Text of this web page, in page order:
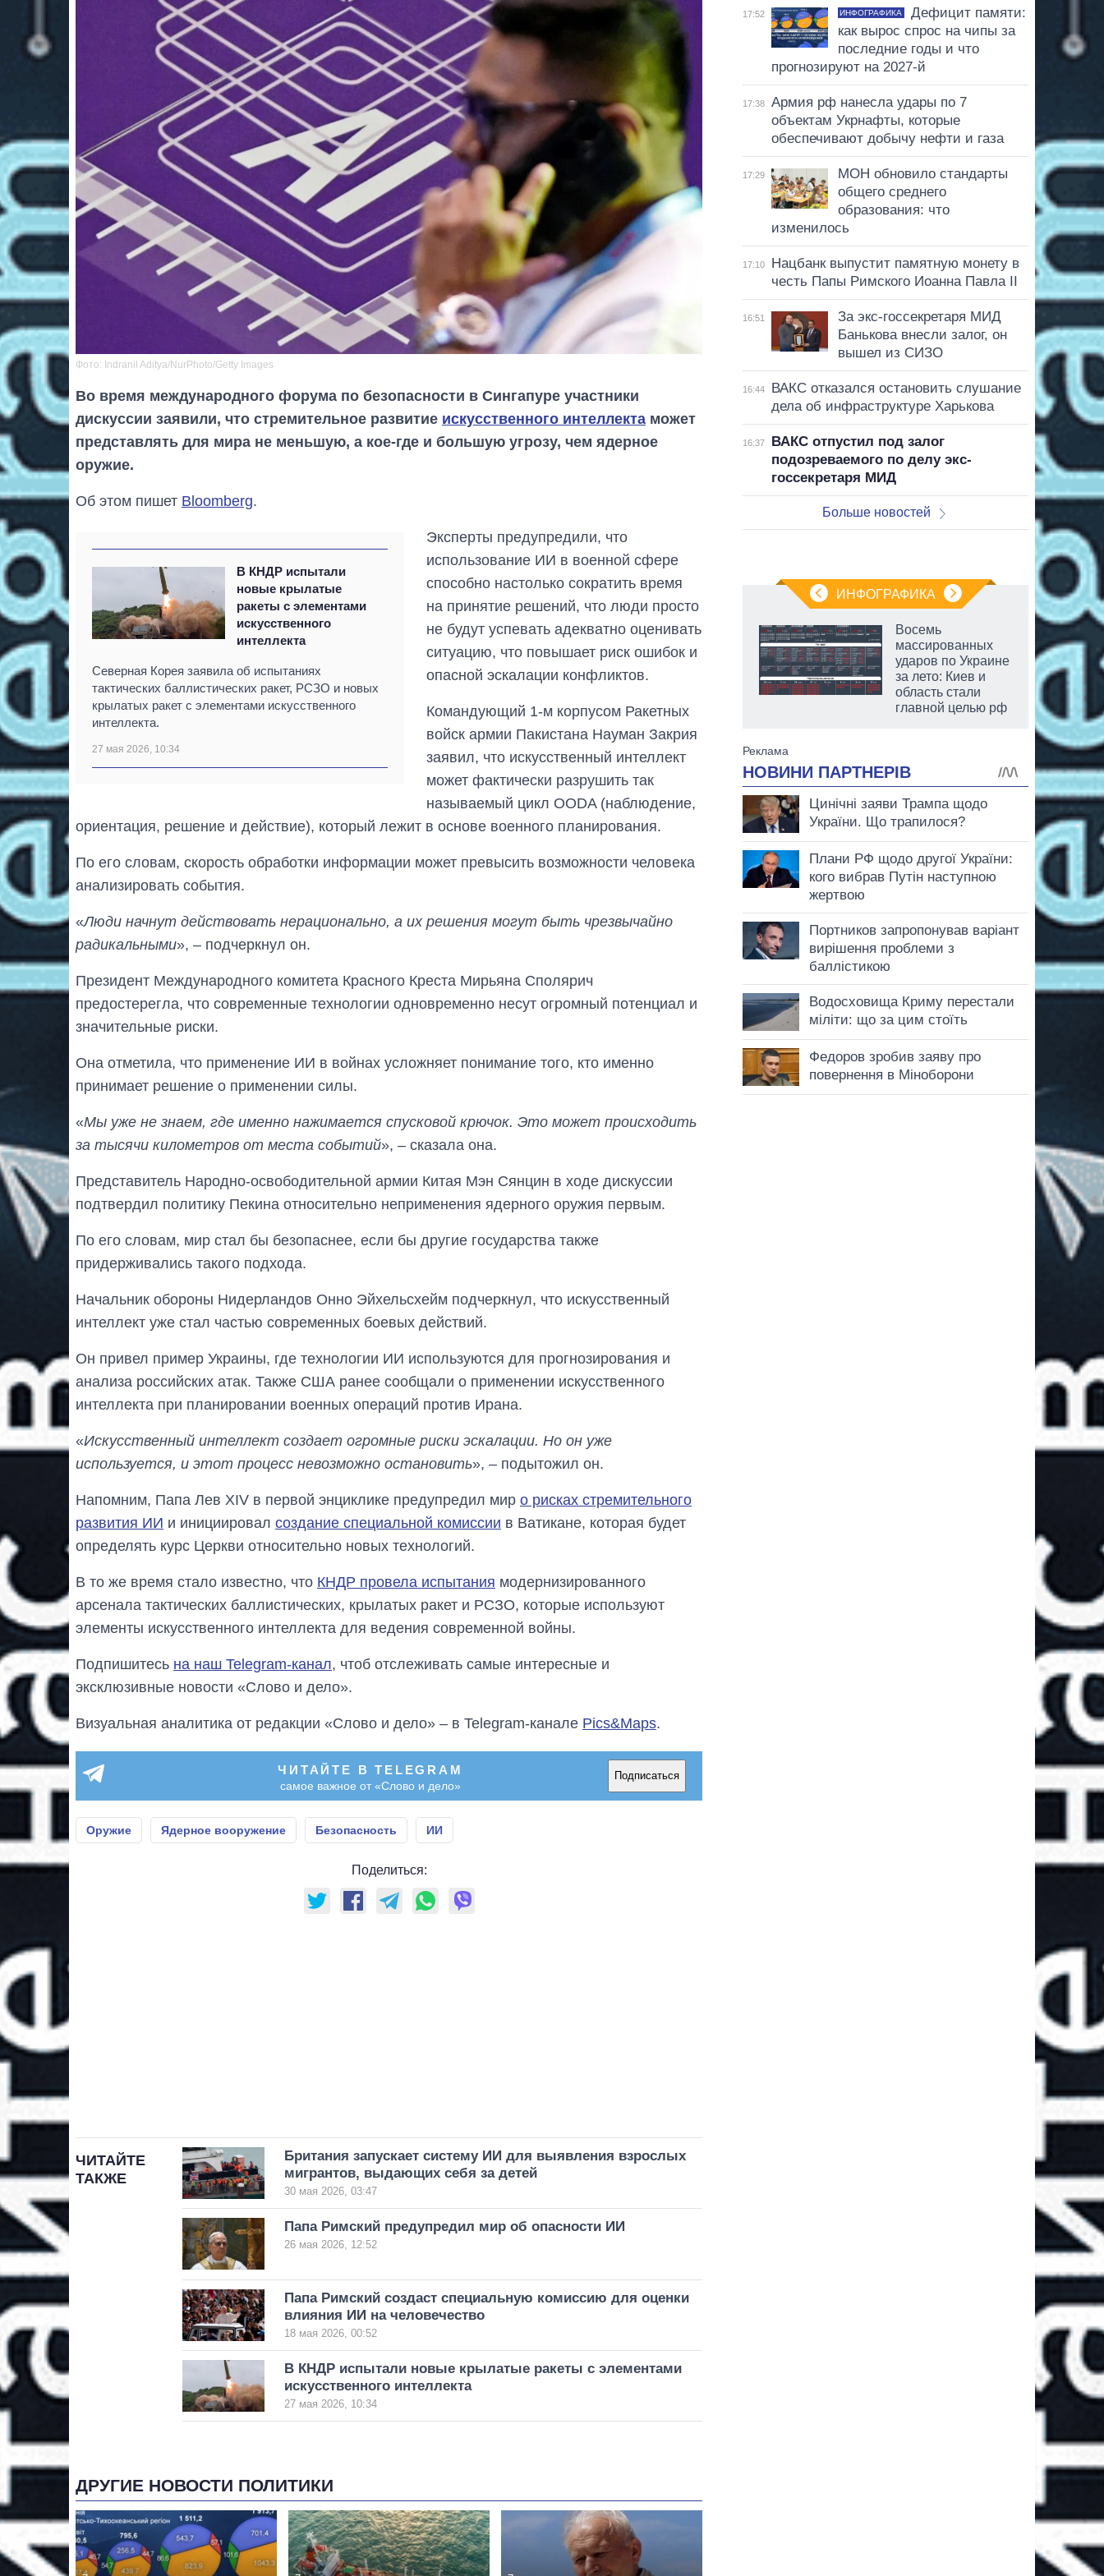
Фото: Indranil Aditya/NurPhoto/Getty Images
Во время международного форума по безопасности в Сингапуре участники
дискуссии заявили, что стремительное развитие искусственного интеллекта может
представлять для мира не меньшую, а кое-где и большую угрозу, чем ядерное
оружие.
Об этом пишет Bloomberg.
В КНДР испытали
новые крылатые
ракеты с элементами
искусственного
интеллекта
Северная Корея заявила об испытаниях
тактических баллистических ракет, РСЗО и новых
крылатых ракет с элементами искусственного
интеллекта.
27 мая 2026, 10:34
Эксперты предупредили, что
использование ИИ в военной сфере
способно настолько сократить время
на принятие решений, что люди просто
не будут успевать адекватно оценивать
ситуацию, что повышает риск ошибок и
опасной эскалации конфликтов.
Командующий 1-м корпусом Ракетных
войск армии Пакистана Науман Закрия
заявил, что искусственный интеллект
может фактически разрушить так
называемый цикл OODA (наблюдение,
ориентация, решение и действие), который лежит в основе военного планирования.
По его словам, скорость обработки информации может превысить возможности человека
анализировать события.
«Люди начнут действовать нерационально, а их решения могут быть чрезвычайно
радикальными», – подчеркнул он.
Президент Международного комитета Красного Креста Мирьяна Сполярич
предостерегла, что современные технологии одновременно несут огромный потенциал и
значительные риски.
Она отметила, что применение ИИ в войнах усложняет понимание того, кто именно
принимает решение о применении силы.
«Мы уже не знаем, где именно нажимается спусковой крючок. Это может происходить
за тысячи километров от места событий», – сказала она.
Представитель Народно-освободительной армии Китая Мэн Сянцин в ходе дискуссии
подтвердил политику Пекина относительно неприменения ядерного оружия первым.
По его словам, мир стал бы безопаснее, если бы другие государства также
придерживались такого подхода.
Начальник обороны Нидерландов Онно Эйхельсхейм подчеркнул, что искусственный
интеллект уже стал частью современных боевых действий.
Он привел пример Украины, где технологии ИИ используются для прогнозирования и
анализа российских атак. Также США ранее сообщали о применении искусственного
интеллекта при планировании военных операций против Ирана.
«Искусственный интеллект создает огромные риски эскалации. Но он уже
используется, и этот процесс невозможно остановить», – подытожил он.
Напомним, Папа Лев XIV в первой энциклике предупредил мир о рисках стремительного
развития ИИ и инициировал создание специальной комиссии в Ватикане, которая будет
определять курс Церкви относительно новых технологий.
В то же время стало известно, что КНДР провела испытания модернизированного
арсенала тактических баллистических, крылатых ракет и РСЗО, которые используют
элементы искусственного интеллекта для ведения современной войны.
Подпишитесь на наш Telegram-канал, чтоб отслеживать самые интересные и
эксклюзивные новости «Слово и дело».
Визуальная аналитика от редакции «Слово и дело» – в Telegram-канале Pics&Maps.
ЧИТАЙТЕ В TELEGRAM
самое важное от «Слово и дело»
Подписаться
Оружие Ядерное вооружение Безопасность ИИ
Поделиться:
ЧИТАЙТЕ
ТАКЖЕ
Британия запускает систему ИИ для выявления взрослых
мигрантов, выдающих себя за детей
30 мая 2026, 03:47
Папа Римский предупредил мир об опасности ИИ
26 мая 2026, 12:52
Папа Римский создаст специальную комиссию для оценки
влияния ИИ на человечество
18 мая 2026, 00:52
В КНДР испытали новые крылатые ракеты с элементами
искусственного интеллекта
27 мая 2026, 10:34
ДРУГИЕ НОВОСТИ ПОЛИТИКИ
17:52 ИНФОГРАФИКА
Дефицит памяти:
как вырос спрос на чипы за
последние годы и что
прогнозируют на 2027-й
17:38
Армия рф нанесла удары по 7
объектам Укрнафты, которые
обеспечивают добычу нефти и газа
17:29
МОН обновило стандарты
общего среднего
образования: что
изменилось
17:10
Нацбанк выпустит памятную монету в
честь Папы Римского Иоанна Павла II
16:51
За экс-госсекретаря МИД
Банькова внесли залог, он
вышел из СИЗО
16:44
ВАКС отказался остановить слушание
дела об инфраструктуре Харькова
16:37
ВАКС отпустил под залог
подозреваемого по делу экс-
госсекретаря МИД
Больше новостей
ИНФОГРАФИКА
Как за 10 лет
изменилось
количество
поступающих в
магистратуру и
аспирантуру
Восемь
массированных
ударов по Украине
за лето: Киев и
область стали
главной целью рф